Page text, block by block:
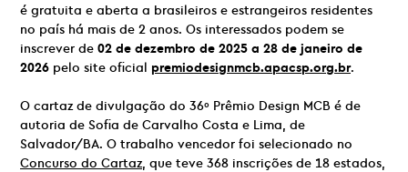
é gratuita e aberta a brasileiros e estrangeiros residentes
no país há mais de 2 anos. Os interessados podem se
inscrever de 02 de dezembro de 2025 a 28 de janeiro de
2026 pelo site oficial premiodesignmcb.apacsp.org.br.
O cartaz de divulgação do 36º Prêmio Design MCB é de
autoria de Sofia de Carvalho Costa e Lima, de
Salvador/BA. O trabalho vencedor foi selecionado no
Concurso do Cartaz, que teve 368 inscrições de 18 estados,